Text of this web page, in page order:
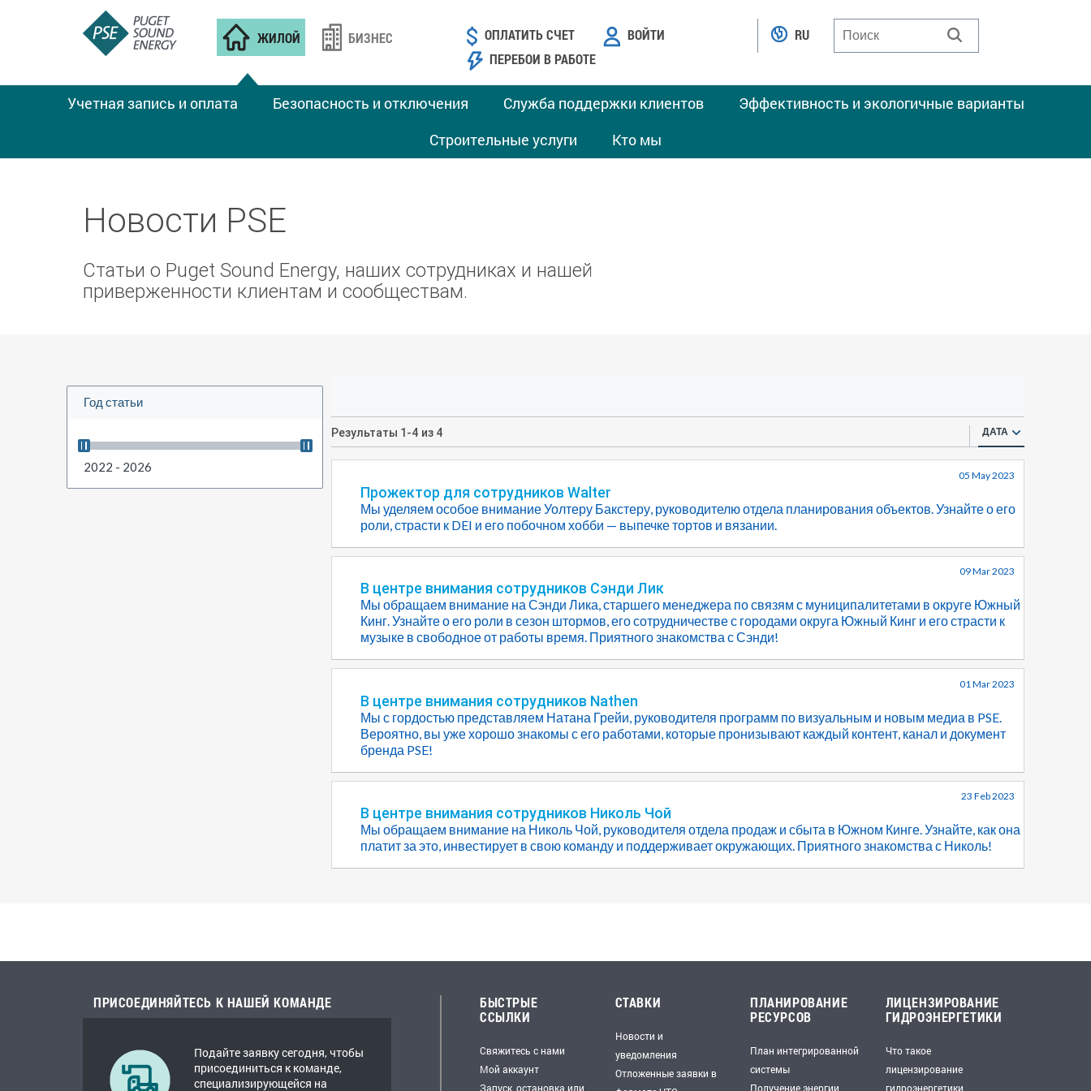
ЖИЛОЙ
Учетная запись и оплата Безопасность и отключения Служба поддержки клиентов
Эффективность и экологичные варианты
Строительные услуги
Кто мы
БИЗНЕС ОПЛАТИТЬ СЧЕТ
ВОЙТИ
ПЕРЕБОИ В РАБОТЕ
RU
Новости PSE
Статьи о Puget Sound Energy, наших сотрудниках и нашей
приверженности клиентам и сообществам.
Год статьи
2022 - 2026
Результаты 1-4 из 4 ДАТА
05 May 2023
Прожектор для сотрудников Walter
Мы уделяем особое внимание Уолтеру Бакстеру, руководителю отдела планирования объектов. Узнайте о его
роли, страсти к DEI и его побочном хобби — выпечке тортов и вязании.
09 Mar 2023
В центре внимания сотрудников Сэнди Лик
Мы обращаем внимание на Сэнди Лика, старшего менеджера по связям с муниципалитетами в округе Южный
Кинг. Узнайте о его роли в сезон штормов, его сотрудничестве с городами округа Южный Кинг и его страсти к
музыке в свободное от работы время. Приятного знакомства с Сэнди!
01 Mar 2023
В центре внимания сотрудников Nathen
Мы с гордостью представляем Натана Грейи, руководителя программ по визуальным и новым медиа в PSE.
Вероятно, вы уже хорошо знакомы с его работами, которые пронизывают каждый контент, канал и документ
бренда PSE!
23 Feb 2023
В центре внимания сотрудников Николь Чой
Мы обращаем внимание на Николь Чой, руководителя отдела продаж и сбыта в Южном Кинге. Узнайте, как она
платит за это, инвестирует в свою команду и поддерживает окружающих. Приятного знакомства с Николь!
ПРИСОЕДИНЯЙТЕСЬ К НАШЕЙ КОМАНДЕ
Подайте заявку сегодня, чтобы
присоединиться к команде,
специализирующейся на
БЫСТРЫЕ
ССЫЛКИ
Свяжитесь с нами
Мой аккаунт
Запуск, остановка или
СТАВКИ
Новости и
уведомления
Отложенные заявки в
ПЛАНИРОВАНИЕ
РЕСУРСОВ
План интегрированной
системы
Получение энергии
ЛИЦЕНЗИРОВАНИЕ
ГИДРОЭНЕРГЕТИКИ
Что такое
лицензирование
гидроэнергетики